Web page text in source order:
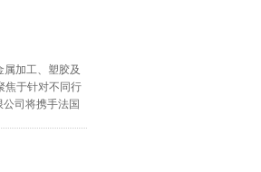
加工、塑胶及
焦于针对不同行
司将携手法国